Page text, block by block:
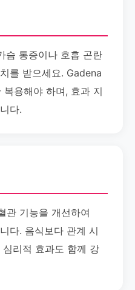
슴 통증이나 호흡 곤란
를 받으세요. Gadena
용해야 하며, 효과 지
다.
관 기능을 개선하여
다. 음식보다 관계 시
리적 효과도 함께 강